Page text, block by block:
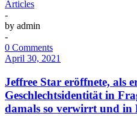
Articles
-
by admin
-
0 Comments
April 30, 2021
Jeffree Star eröffnete, als
Geschlechtsidentität in
damals so verwirrt und